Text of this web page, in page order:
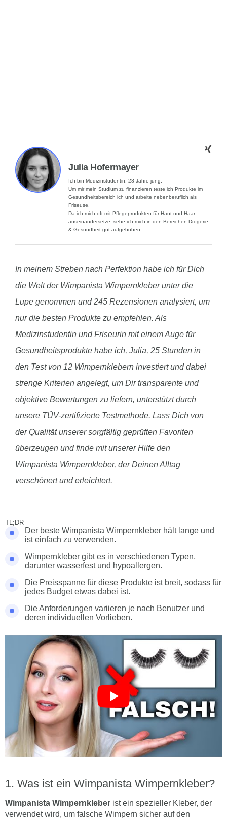
Julia Hofermayer
Ich bin Medizinstudentin, 28 Jahre jung.
Um mir mein Studium zu finanzieren teste ich Produkte im
Gesundheitsbereich ich und arbeite nebenberuflich als
Friseuse.
Da ich mich oft mit Pflegeprodukten für Haut und Haar
auseinandersetze, sehe ich mich in den Bereichen Drogerie
& Gesundheit gut aufgehoben.
In meinem Streben nach Perfektion habe ich für Dich
die Welt der Wimpanista Wimpernkleber unter die
Lupe genommen und 245 Rezensionen analysiert, um
nur die besten Produkte zu empfehlen. Als
Medizinstudentin und Friseurin mit einem Auge für
Gesundheitsprodukte habe ich, Julia, 25 Stunden in
den Test von 12 Wimpernklebern investiert und dabei
strenge Kriterien angelegt, um Dir transparente und
objektive Bewertungen zu liefern, unterstützt durch
unsere TÜV-zertifizierte Testmethode. Lass Dich von
der Qualität unserer sorgfältig geprüften Favoriten
überzeugen und finde mit unserer Hilfe den
Wimpanista Wimpernkleber, der Deinen Alltag
verschönert und erleichtert.
TL;DR
Der beste Wimpanista Wimpernkleber hält lange und
ist einfach zu verwenden.
Wimpernkleber gibt es in verschiedenen Typen,
darunter wasserfest und hypoallergen.
Die Preisspanne für diese Produkte ist breit, sodass für
jedes Budget etwas dabei ist.
Die Anforderungen variieren je nach Benutzer und
deren individuellen Vorlieben.
Was ist ein Wimpanista Wimpernkleber?
Wimpanista Wimpernkleber ist ein spezieller Kleber, der
verwendet wird, um falsche Wimpern sicher auf den